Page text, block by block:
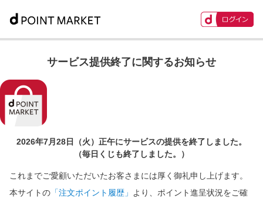
サービス提供終了に関するお知らせ
2026年7月28日（火）正午にサービスの提供を終了しました。
（毎日くじも終了しました。）
これまでご愛顧いただいたお客さまには厚く御礼申し上げます。
本サイトの 「注文ポイント履歴」
より、ポイント進呈状況をご確